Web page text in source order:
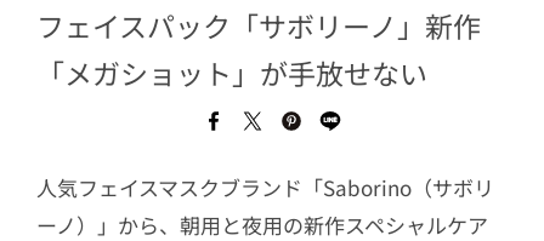
フェイスパック「サボリーノ」新作
「メガショット」が手放せない
人気フェイスマスクブランド「Saborino（サボリ
ーノ）」から、朝用と夜用の新作スペシャルケア